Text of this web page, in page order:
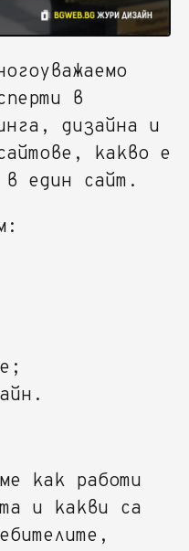
в
дизайна и
какво е
в един сайт.
как работи
и какви са